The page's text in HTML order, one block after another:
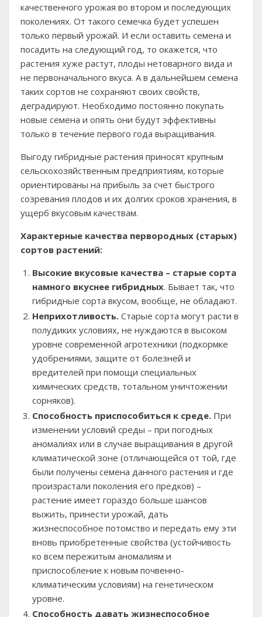
качественного урожая во втором и последующих
поколениях. От такого семечка будет успешен
только первый урожай. И если оставить семена и
посадить на следующий год, то окажется, что
растения хуже растут, плоды нетоварного вида и
не первоначального вкуса. А в дальнейшем семена
таких сортов не сохраняют своих свойств,
деградируют. Необходимо постоянно покупать
новые семена и опять они будут эффективны
только в течение первого года выращивания.
Выгоду гибридные растения приносят крупным
сельскохозяйственным предприятиям, которые
ориентированы на прибыль за счет быстрого
созревания плодов и их долгих сроков хранения, в
ущерб вкусовым качествам.
Характерные качества первородных (старых)
сортов растений:
Высокие вкусовые качества – старые сорта
намного вкуснее гибридных. Бывает так, что
гибридные сорта вкусом, вообще, не обладают.
Неприхотливость. Старые сорта могут расти в
полудиких условиях, не нуждаются в высоком
уровне современной агротехники (подкормке
удобрениями, защите от болезней и
вредителей при помощи специальных
химических средств, тотальном уничтожении
сорняков).
Способность приспособиться к среде. При
изменении условий среды – при погодных
аномалиях или в случае выращивания в другой
климатической зоне (отличающейся от той, где
были получены семена данного растения и где
произрастали поколения его предков) –
растение имеет гораздо больше шансов
выжить, принести урожай, дать
жизнеспособное потомство и передать ему эти
вновь приобретенные свойства (устойчивость
ко всем пережитым аномалиям и
приспособление к новым почвенно-
климатическим условиям) на генетическом
уровне.
Способность давать жизнеспособное